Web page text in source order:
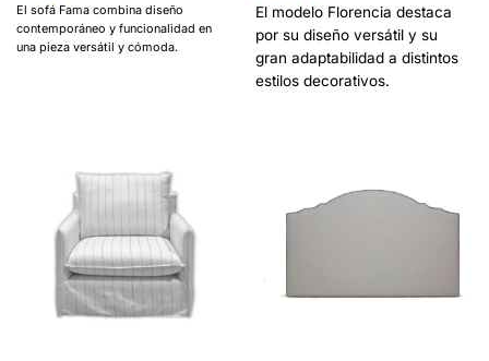
El sofá Fama combina diseño
contemporáneo y funcionalidad en
una pieza versátil y cómoda.
El modelo Florencia destaca
por su diseño versátil y su
gran adaptabilidad a distintos
estilos decorativos.